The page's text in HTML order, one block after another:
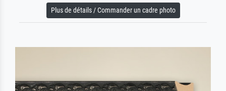
Plus de détails / Commander un cadre photo